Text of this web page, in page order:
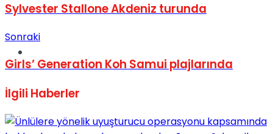
View All Result
Sylvester Stallone Akdeniz turunda
Sonraki
Girls’ Generation Koh Samui plajlarında
İlgili Haberler